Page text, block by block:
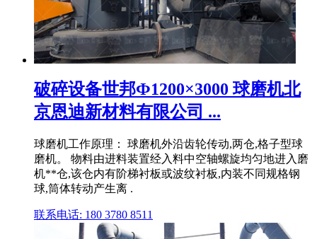
破碎设备世邦Ф1200×3000 球磨机北
京恩迪新材料有限公司 ...
球磨机工作原理： 球磨机外沿齿轮传动,两仓,格子型球
磨机。 物料由进料装置经入料中空轴螺旋均匀地进入磨
机**仓,该仓内有阶梯衬板或波纹衬板,内装不同规格钢
球,筒体转动产生离 .
联系电话: 180 3780 8511